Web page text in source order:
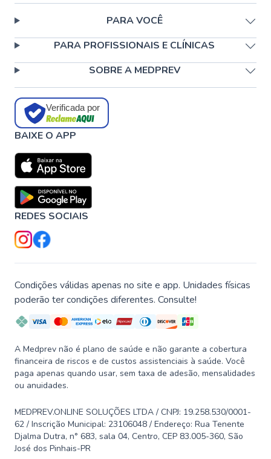
PARA VOCÊ
PARA PROFISSIONAIS E CLÍNICAS
SOBRE A MEDPREV
Verificada por
BAIXE O APP
REDES SOCIAIS
Condições válidas apenas no site e app. Unidades físicas
poderão ter condições diferentes. Consulte!
A Medprev não é plano de saúde e não garante a cobertura
financeira de riscos e de custos assistenciais à saúde. Você
paga apenas quando usar, sem taxa de adesão, mensalidades
ou anuidades.
MEDPREV.ONLINE SOLUÇÕES LTDA / CNPJ: 19.258.530/0001-
62 / Inscrição Municipal: 23106048 / Endereço: Rua Tenente
Djalma Dutra, n° 683, sala 04, Centro, CEP 83.005-360, São
José dos Pinhais-PR